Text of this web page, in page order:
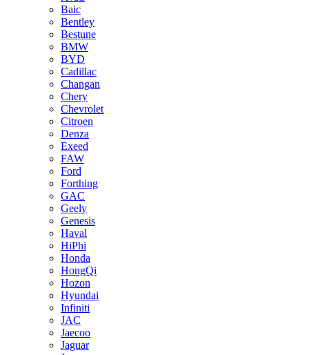
Baic
Bentley
Bestune
BMW
BYD
Cadillac
Changan
Chery
Chevrolet
Citroen
Denza
Exeed
FAW
Ford
Forthing
GAC
Geely
Genesis
Haval
HiPhi
Honda
HongQi
Hozon
Hyundai
Infiniti
JAC
Jaecoo
Jaguar